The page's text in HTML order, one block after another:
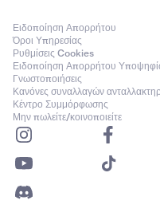
Ειδοποίηση Απορρήτου
Όροι Υπηρεσίας
Ρυθμίσεις Cookies
Ειδοποίηση Απορρήτου
Γνωστοποιήσεις
Κανόνες συναλλαγών
Κέντρο Συμμόρφωσης
Μην πωλείτε/κοινοποιείτε